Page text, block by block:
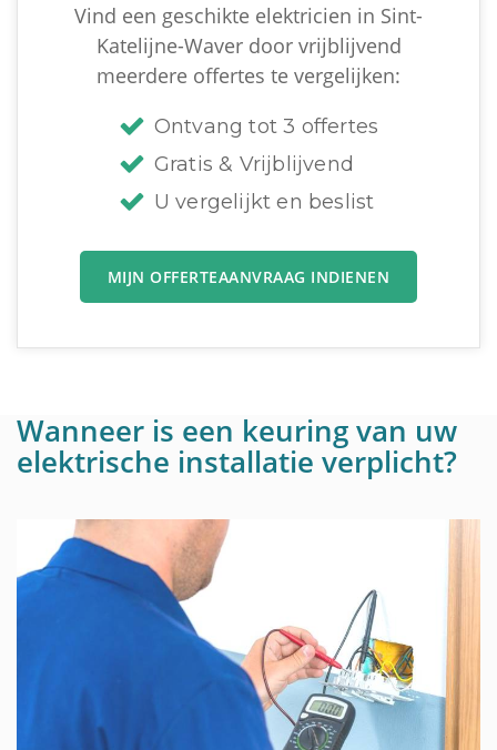
Vind een geschikte elektricien in Sint-
Katelijne-Waver door vrijblijvend
meerdere offertes te vergelijken:
Ontvang tot 3 offertes
Gratis & Vrijblijvend
U vergelijkt en beslist
MIJN OFFERTEAANVRAAG INDIENEN
Wanneer is een keuring van uw
elektrische installatie verplicht?